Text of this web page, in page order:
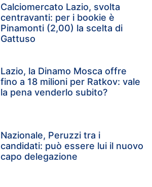
Calciomercato Lazio, svolta
centravanti: per i bookie è
Pinamonti (2,00) la scelta di
Gattuso
Lazio, la Dinamo Mosca offre
fino a 18 milioni per Ratkov: vale
la pena venderlo subito?
Nazionale, Peruzzi tra i
candidati: può essere lui il nuovo
capo delegazione